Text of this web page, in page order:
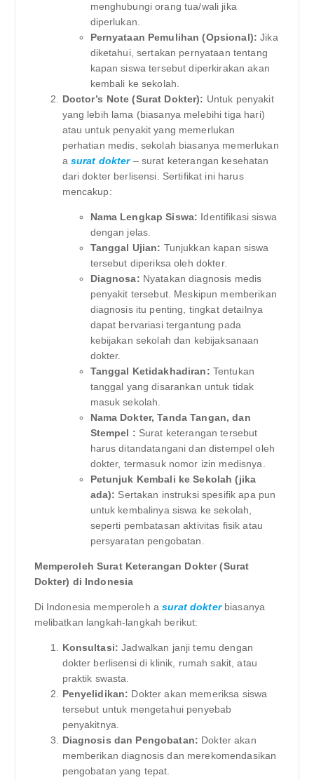
menghubungi orang tua/wali jika
diperlukan.
Pernyataan Pemulihan (Opsional): Jika
diketahui, sertakan pernyataan tentang
kapan siswa tersebut diperkirakan akan
kembali ke sekolah.
Doctor’s Note (Surat Dokter): Untuk penyakit
yang lebih lama (biasanya melebihi tiga hari)
atau untuk penyakit yang memerlukan
perhatian medis, sekolah biasanya memerlukan
a surat dokter– surat keterangan kesehatan
dari dokter berlisensi. Sertifikat ini harus
mencakup:
Nama Lengkap Siswa: Identifikasi siswa
dengan jelas.
Tanggal Ujian: Tunjukkan kapan siswa
tersebut diperiksa oleh dokter.
Diagnosa: Nyatakan diagnosis medis
penyakit tersebut. Meskipun memberikan
diagnosis itu penting, tingkat detailnya
dapat bervariasi tergantung pada
kebijakan sekolah dan kebijaksanaan
dokter.
Tanggal Ketidakhadiran: Tentukan
tanggal yang disarankan untuk tidak
masuk sekolah.
Nama Dokter, Tanda Tangan, dan
Stempel : Surat keterangan tersebut
harus ditandatangani dan distempel oleh
dokter, termasuk nomor izin medisnya.
Petunjuk Kembali ke Sekolah (jika
ada): Sertakan instruksi spesifik apa pun
untuk kembalinya siswa ke sekolah,
seperti pembatasan aktivitas fisik atau
persyaratan pengobatan.
Memperoleh Surat Keterangan Dokter (Surat
Dokter) di Indonesia
Di Indonesia memperoleh asurat dokterbiasanya
melibatkan langkah-langkah berikut:
Konsultasi: Jadwalkan janji temu dengan
dokter berlisensi di klinik, rumah sakit, atau
praktik swasta.
Penyelidikan: Dokter akan memeriksa siswa
tersebut untuk mengetahui penyebab
penyakitnya.
Diagnosis dan Pengobatan: Dokter akan
memberikan diagnosis dan merekomendasikan
pengobatan yang tepat.